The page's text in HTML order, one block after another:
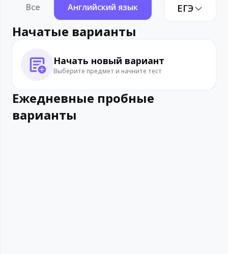
Все Английский язык Информатика
ЕГЭ
Начатые варианты
Начать новый вариант
Выберите предмет и начните тест
Ежедневные пробные
варианты